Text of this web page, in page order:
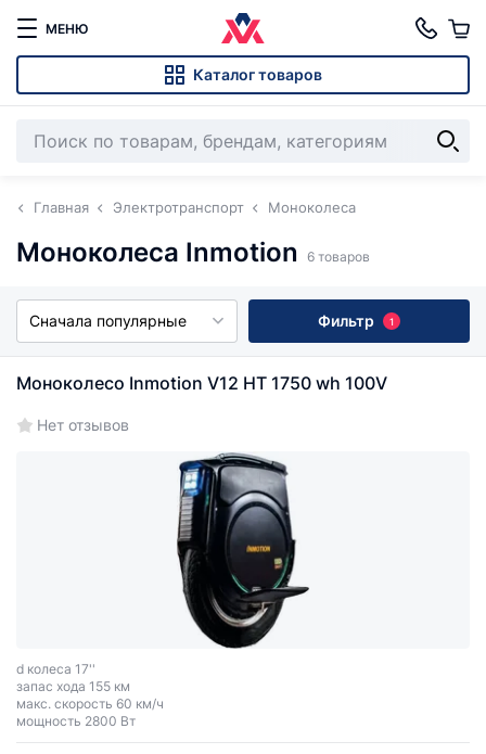
МЕНЮ
Каталог товаров
Главная Электротранспорт Моноколеса
Моноколеса Inmotion 6 товаров
Сначала популярные Фильтр 1
Моноколесо Inmotion V12 HT 1750 wh 100V
Нет отзывов
d колеса 17''
запас хода 155 км
макс. скорость 60 км/ч
мощность 2800 Вт